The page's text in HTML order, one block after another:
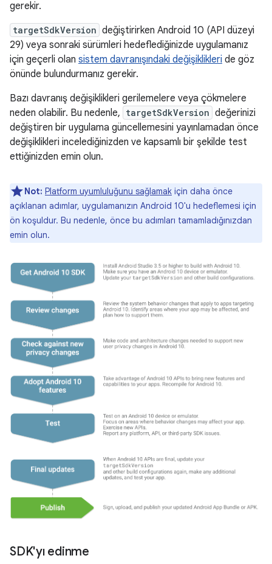
gerekir.
targetSdkVersion değiştirirken Android 10 (API düzeyi
29) veya sonraki sürümleri hedeflediğinizde uygulamanız
için geçerli olan sistem davranışındaki değişiklikleri de göz
önünde bulundurmanız gerekir.
Bazı davranış değişiklikleri gerilemelere veya çökmelere
neden olabilir. Bu nedenle, targetSdkVersion değerinizi
değiştiren bir uygulama güncellemesini yayınlamadan önce
değişiklikleri incelediğinizden ve kapsamlı bir şekilde test
ettiğinizden emin olun.
Not: Platform uyumluluğunu sağlamak için daha önce
açıklanan adımlar, uygulamanızın Android 10'u hedeflemesi için
ön koşuldur. Bu nedenle, önce bu adımları tamamladığınızdan
emin olun.
SDK'yı edinme